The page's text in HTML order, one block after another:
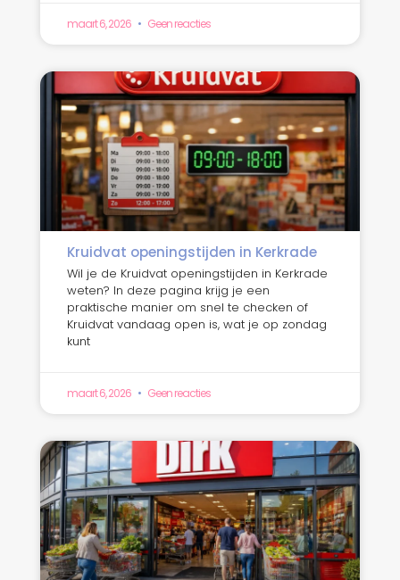
maart 6, 2026 Geen reacties
Kruidvat openingstijden in Kerkrade
Wil je de Kruidvat openingstijden in Kerkrade
weten? In deze pagina krijg je een
praktische manier om snel te checken of
Kruidvat vandaag open is, wat je op zondag
kunt
maart 6, 2026 Geen reacties